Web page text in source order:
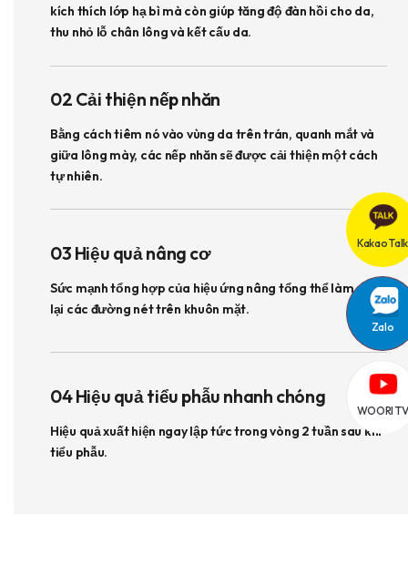
kích thích lớp hạ bì mà còn giúp tăng độ đàn hồi cho da,
thu nhỏ lỗ chân lông và kết cấu da.
02 Cải thiện nếp nhăn
Bằng cách tiêm nó vào vùng da trên trán, quanh mắt và
giữa lông mày, các nếp nhăn sẽ được cải thiện một cách
tự nhiên.
03 Hiệu quả nâng cơ
Sức mạnh tổng hợp của hiệu ứng nâng tổng thể làm sống
lại các đường nét trên khuôn mặt.
04 Hiệu quả tiểu phẫu nhanh chóng
Hiệu quả xuất hiện ngay lập tức trong vòng 2 tuần sau khi
tiểu phẫu.
Kakao Talk
Zalo
WOORI TV